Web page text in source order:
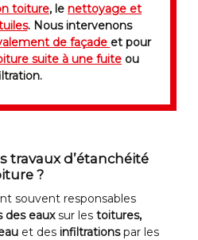
toiture, le nettoyage et
. Nous intervenons
de façade et pour
suite à une fuite ou
travaux d’étanchéité
?
souvent responsables
des eauxsur les toitures,
et des infiltrationspar les